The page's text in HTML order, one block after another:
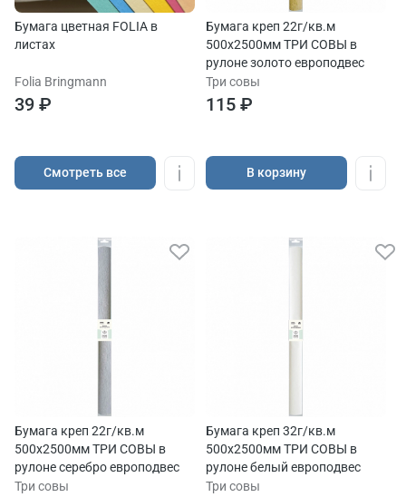
Бумага цветная FOLIA в
листах
Folia Bringmann
39 ₽
Cмотреть все
Бумага креп 22г/кв.м
500х2500мм ТРИ СОВЫ в
рулоне золото европодвес
Три совы
115 ₽
В корзину
Бумага креп 22г/кв.м
500х2500мм ТРИ СОВЫ в
рулоне серебро европодвес
Три совы
Бумага креп 32г/кв.м
500х2500мм ТРИ СОВЫ в
рулоне белый европодвес
Три совы